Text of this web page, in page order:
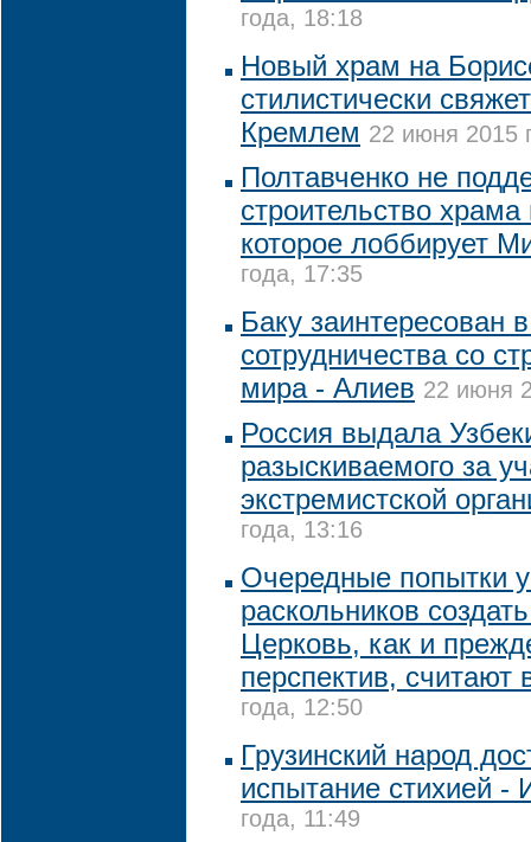
года, 18:18
Новый храм на
стилистически
Кремлем 22 июня 2015
Полтавченко не
строительство
которое лоббирует
года, 17:35
Баку заинтересован
сотрудничества со
мира - Алиев 22 июня
Россия выдала
разыскиваемого за
экстремистской
года, 13:16
Очередные попытки
раскольников
Церковь, как и
перспектив,
года, 12:50
Грузинский народ
испытание стихией -
года, 11:49